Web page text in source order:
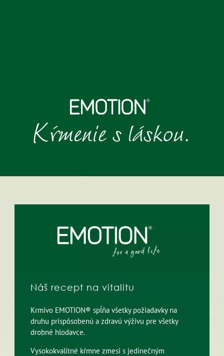
Kŕmenie s láskou.
Náš recept na vitalitu
Krmivo EMOTION® spĺňa všetky požiadavky na
druhu prispôsobenú a zdravú výživu pre všetky
drobné hlodavce.
Vysokokvalitné kŕmne zmesi s jedinečným